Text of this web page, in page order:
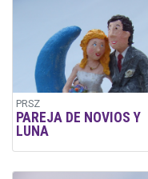
PRSZ
PAREJA DE NOVIOS Y
LUNA